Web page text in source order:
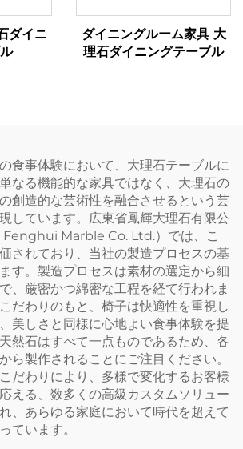
ダイニ
ダイニングルーム家具 大
理石ダイニングテーブル
食事体験において、大理石テーブルに
なる機能的な家具ではなく、大理石の
創造的な芸術性を融合させるという芸
しています。広東省鳳輝大理石有限公
Marble Co. Ltd.）では、こ
されており、当社の製造プロセスの基
す。製造プロセスは素材の選定から細
、厳密かつ綿密な工程を経て行われま
だわりのもと、椅子は快適性を重視し
美しさと同様に心地よい食事体験を提
然石はすべて一点ものであるため、各
ら製作されることにご注目ください。
だわりにより、多様で変化するお客様
える、数多くの高級カスタムソリュー
、あらゆる家庭において時代を超えて
ています。